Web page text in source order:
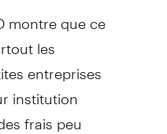
montre que ce
les
entreprises
institution
frais peu